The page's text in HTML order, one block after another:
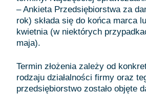
– Ankieta Przedsiębiorstwa za
rok) składa się do końca marca
kwietnia (w niektórych
maja).
Termin złożenia zależy od
rodzaju działalności firmy oraz
przedsiębiorstwo zostało objęte